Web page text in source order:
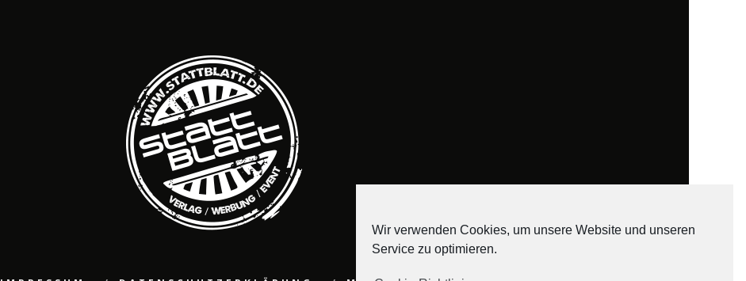
Wir verwenden Cookies, um unsere Website und unseren
Service zu optimieren.